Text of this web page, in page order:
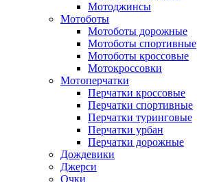
Мотоджинсы
Мотоботы
Мотоботы дорожные
Мотоботы спортивные
Мотоботы кроссовые
Мотокроссовки
Мотоперчатки
Перчатки кроссовые
Перчатки спортивные
Перчатки туринговые
Перчатки урбан
Перчатки дорожные
Дождевики
Джерси
Очки